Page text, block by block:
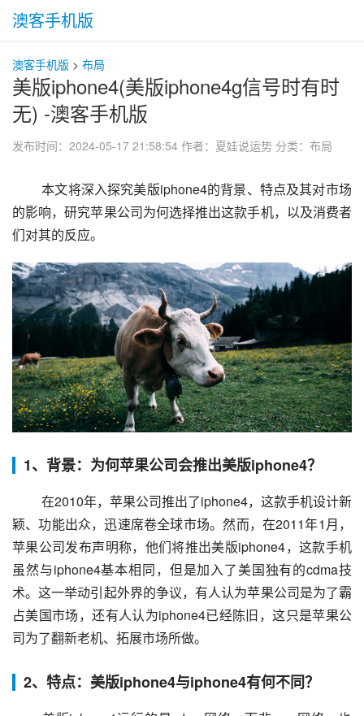
澳客手机版
澳客手机版 > 布局
美版iphone4(美版iphone4g信号时有时
无) -澳客手机版
发布时间：2024-05-17 21:58:54 作者：夏娃说运势 分类： 布局
本文将深入探究美版iphone4的背景、特点及其对市场
的影响，研究苹果公司为何选择推出这款手机，以及消费者
们对其的反应。
1、背景：为何苹果公司会推出美版iphone4？
颖、功能出众，迅速席卷全球市场。然而，在2011年1月，
苹果公司发布声明称，他们将推出美版iphone4，这款手机
虽然与iphone4基本相同，但是加入了美国独有的cdma技
术。这一举动引起外界的争议，有人认为苹果公司是为了霸
占美国市场，还有人认为iphone4已经陈旧，这只是苹果公
司为了翻新老机、拓展市场所做。
2、特点：美版iphone4与iphone4有何不同？